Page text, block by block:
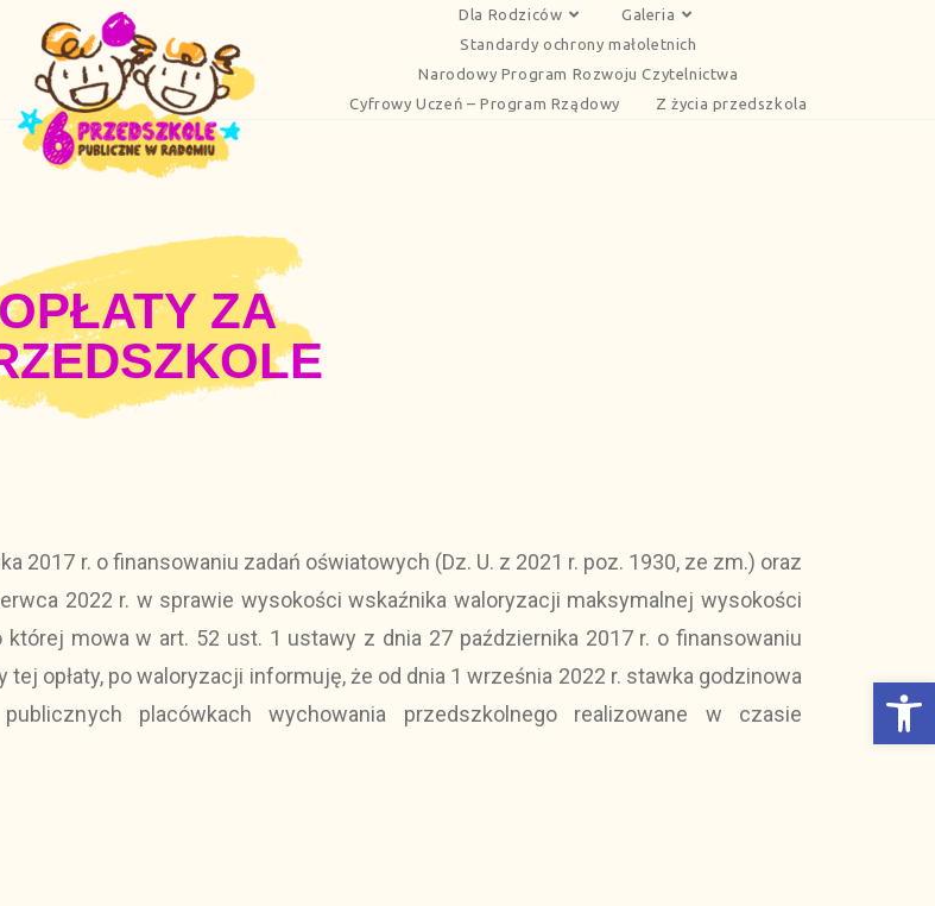
Otwórz Pasek narzędzi
Dla Rodziców
Galeria
Standardy ochrony małoletnich
Narodowy Program Rozwoju Czytelnictwa
Cyfrowy Uczeń – Program Rządowy
Z życia przedszkola
ZA
2017 r. o finansowaniu zadań oświatowych (Dz. U. z 2021 r. poz. 1930, ze zm.) oraz
2022 r. w sprawie wysokości wskaźnika waloryzacji maksymalnej wysokości
mowa w art. 52 ust. 1 ustawy z dnia 27 października 2017 r. o finansowaniu
opłaty, po waloryzacji informuję, że od dnia 1 września 2022 r. stawka godzinowa
placówkach wychowania przedszkolnego realizowane w czasie